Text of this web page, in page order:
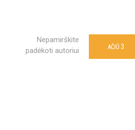
Nepamirškite
padėkoti autoriui
AČIŪ 3